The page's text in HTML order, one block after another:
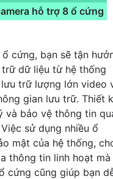
hỗ trợ 8 ổ cứng
cứng, bạn sẽ tận
dữ liệu từ hệ thống
trữ lượng lớn video
gian lưu trữ. Thiết
và bảo vệ thông tin
sử dụng nhiều ổ
mật của hệ thống,
thông tin linh hoạt mà
cứng cũng giúp bạn